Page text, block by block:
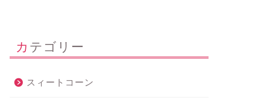
カテゴリー
スィートコーン